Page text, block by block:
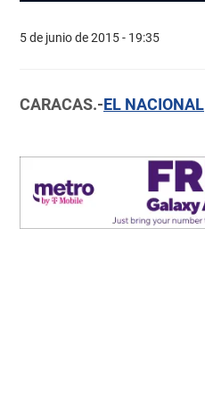
5 de junio de 2015 - 19:35
CARACAS.-EL NACIONAL